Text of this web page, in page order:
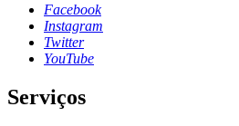
Facebook
Instagram
Twitter
YouTube
Serviços